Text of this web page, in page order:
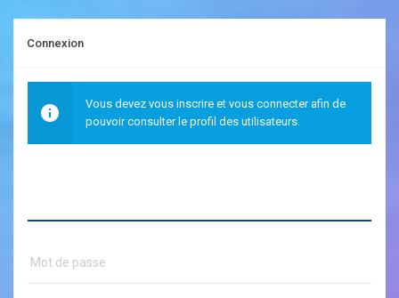
Connexion
Vous devez vous inscrire et vous connecter afin de
pouvoir consulter le profil des utilisateurs.